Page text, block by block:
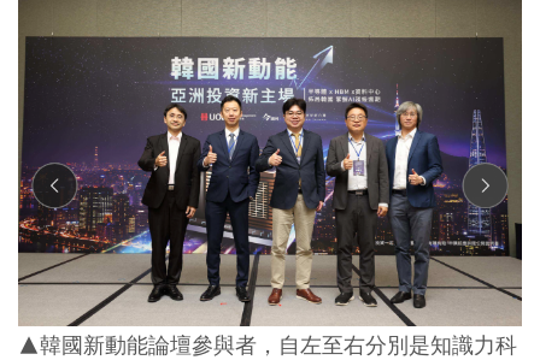
▲韓國新動能論壇參與者，自左至右分別是知識力科